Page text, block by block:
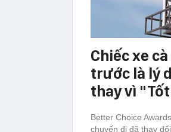
Chiếc xe
trước là lý
thay vì
Better Choice
chuyến đi đã thay